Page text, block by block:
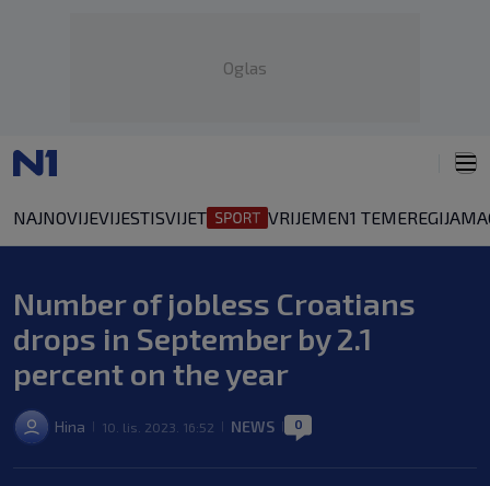
Oglas
NAJNOVIJEVIJESTISVIJET VRIJEMEN1 TEMEREGIJA
Number of jobless Croatians
drops in September by 2.1
percent on the year
Hina 10. lis. 2023. 16:52 NEWS 0